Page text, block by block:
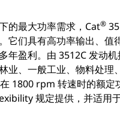
的最大功率需求，Cat®
它们具有高功率输出、
年盈利。由 3512C 发动
业、一般工业、物料处
1800 rpm 转速时的额
规定提供，并适用